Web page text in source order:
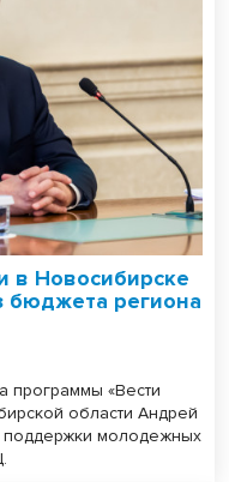
в Новосибирске
бюджета региона
программы «Вести
области Андрей
молодежных